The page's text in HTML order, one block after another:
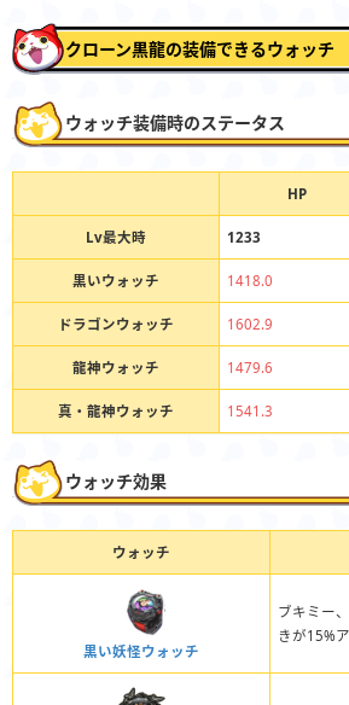
クローン黒龍の装備できるウォッチ
ウォッチ装備時のステータス
HP
Lv最大時 1233
黒いウォッチ 1418.0
ドラゴンウォッチ 1602.9
龍神ウォッチ 1479.6
真・龍神ウォッチ 1541.3
ウォッチ効果
ウォッチ
黒い妖怪ウォッチ
ブキミー
きが15%